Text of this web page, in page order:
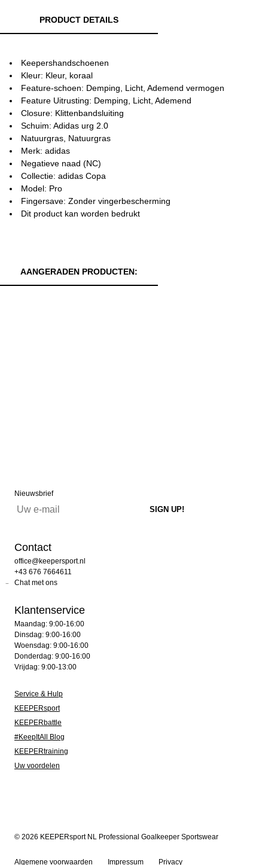
PRODUCT DETAILS
Keepershandschoenen
Kleur: Kleur, koraal
Feature-schoen: Demping, Licht, Ademend vermogen
Feature Uitrusting: Demping, Licht, Ademend
Closure: Klittenbandsluiting
Schuim: Adidas urg 2.0
Natuurgras, Natuurgras
Merk: adidas
Negatieve naad (NC)
Collectie: adidas Copa
Model: Pro
Fingersave: Zonder vingerbescherming
Dit product kan worden bedrukt
AANGERADEN PRODUCTEN:
Nieuwsbrief
Contact
office@keepersport.nl
+43 676 7664611
Chat met ons
Klantenservice
Maandag: 9:00-16:00
Dinsdag: 9:00-16:00
Woensdag: 9:00-16:00
Donderdag: 9:00-16:00
Vrijdag: 9:00-13:00
Service & Hulp
KEEPERsport
KEEPERbattle
#KeepItAll Blog
KEEPERtraining
Uw voordelen
© 2026 KEEPERsport NL Professional Goalkeeper Sportswear
Algemene voorwaarden Impressum Privacy